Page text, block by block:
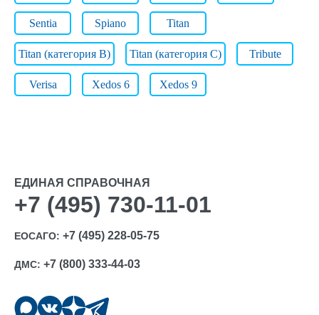
Sentia Spiano Titan
Titan (категория B) Titan (категория C) Tribute
Verisa Xedos 6 Xedos 9
ЕДИНАЯ СПРАВОЧНАЯ
+7 (495) 730-11-01
ЕОСАГО: +7 (495) 228-05-75
ДМС: +7 (800) 333-44-03